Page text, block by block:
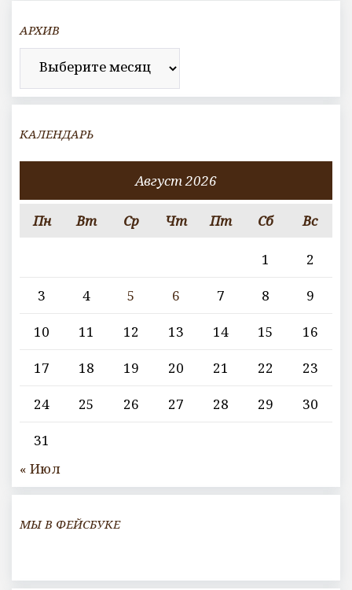
АРХИВ
Архив
КАЛЕНДАРЬ
Август 2026
Пн Вт Ср Чт Пт Сб Вс
1
2
3
4 5 6 7 8
9
10
11 12 13 14 15
16
17
18 19 20 21 22
23
24
25 26 27 28 29
30
31
« Июл
МЫ В ФЕЙСБУКЕ